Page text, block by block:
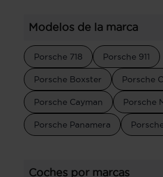
Modelos de la marca
Porsche 718 Porsche 911
Porsche Boxster Porsche
Porsche Cayman Porsche
Porsche Panamera
Coches por marcas